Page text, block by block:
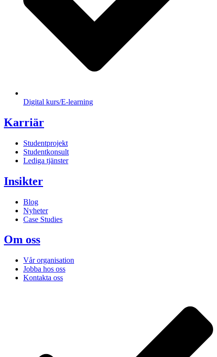
Digital kurs/E-learning
Karriär
Studentprojekt
Studentkonsult
Lediga tjänster
Insikter
Blog
Nyheter
Case Studies
Om oss
Vår organisation
Jobba hos oss
Kontakta oss